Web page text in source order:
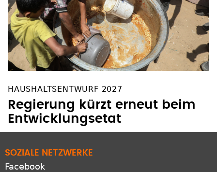
HAUSHALTSENTWURF 2027
Regierung kürzt erneut beim
Entwicklungsetat
SOZIALE NETZWERKE
Facebook